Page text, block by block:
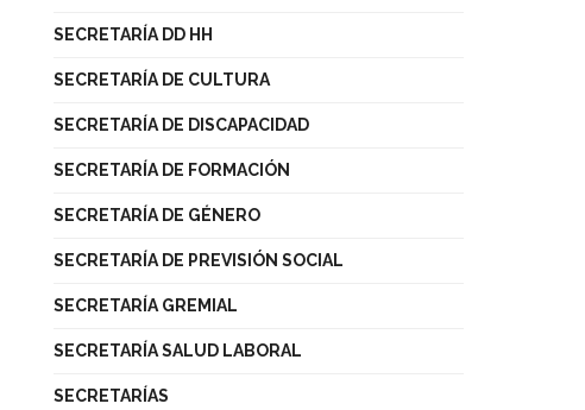
SECRETARÍA DD HH
SECRETARÍA DE CULTURA
SECRETARÍA DE DISCAPACIDAD
SECRETARÍA DE FORMACIÓN
SECRETARÍA DE GÉNERO
SECRETARÍA DE PREVISIÓN SOCIAL
SECRETARÍA GREMIAL
SECRETARÍA SALUD LABORAL
SECRETARÍAS